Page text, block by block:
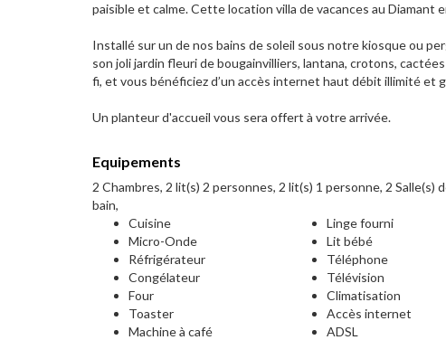
paisible et calme. Cette location villa de vacances au Diamant
Installé sur un de nos bains de soleil sous notre kiosque ou
son joli jardin fleuri de bougainvilliers, lantana, crotons,
fi, et vous bénéficiez d’un accès internet haut débit illimité et
Un planteur d'accueil vous sera offert à votre arrivée.
Equipements
2 Chambres, 2 lit(s) 2 personnes, 2 lit(s) 1 personne, 2 Salle(s)
bain,
Cuisine
Micro-Onde
Réfrigérateur
Congélateur
Four
Toaster
Machine à café
Linge fourni
Lit bébé
Téléphone
Télévision
Climatisation
Accès internet
ADSL